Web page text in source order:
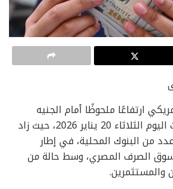
ارتفاعًا ملحوظًا أمام الجنيه
المصري خلال تعاملات اليوم الثلاثاء 20 يناير 2026، حيث زاد
عدد من البنوك المحلية، في إطار
بسوق الصرف المصري، وسط حالة من
والمستثمرين.